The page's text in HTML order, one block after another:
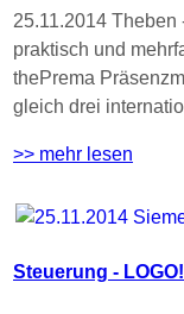
25.11.2014 Theben
praktisch und
thePrema
gleich drei
>> mehr lesen
Steuerung -